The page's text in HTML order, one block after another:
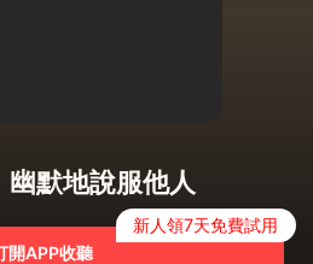
默地說服他人
開APP收聽
新人領7天免費試用